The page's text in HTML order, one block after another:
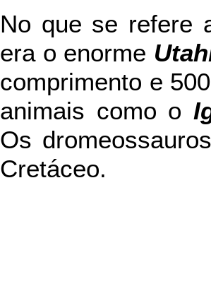
No que se refere
era o enorme
comprimento e
animais como o
Os
Cretáceo.